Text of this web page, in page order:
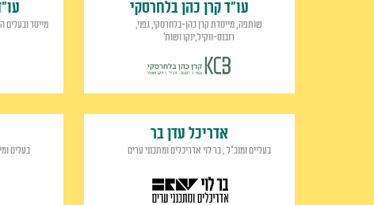
עו"ד קרן כהן בלחרסקי
שותפה, מייסדת קרן כהן-בלחרסקי, גפני,
רובנס-ווקיל,ינקו ושות'
מייסד ובעלים
אדריכל עדן בר
בעליים ומנכ"ל , בר לוי אדריכלים ומתכנני ערים בעלים